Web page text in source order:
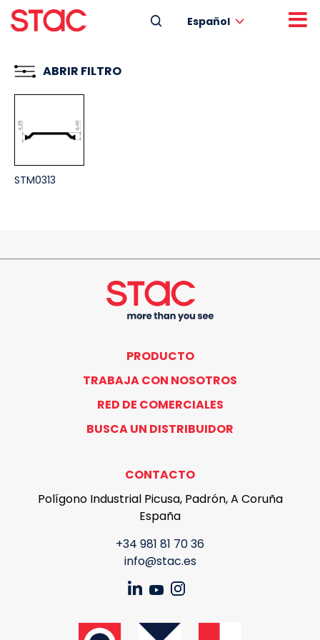
Español
ABRIR FILTRO
STM0313
PRODUCTO
TRABAJA CON NOSOTROS
RED DE COMERCIALES
BUSCA UN DISTRIBUIDOR
CONTACTO
Polígono Industrial Picusa, Padrón, A Coruña
España
+34 981 81 70 36
info@stac.es